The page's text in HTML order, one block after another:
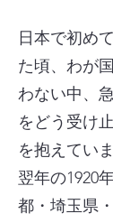
日本で初め
た頃、わが
わない中、
をどう受け
を抱えてい
翌年の1920
都・埼玉県